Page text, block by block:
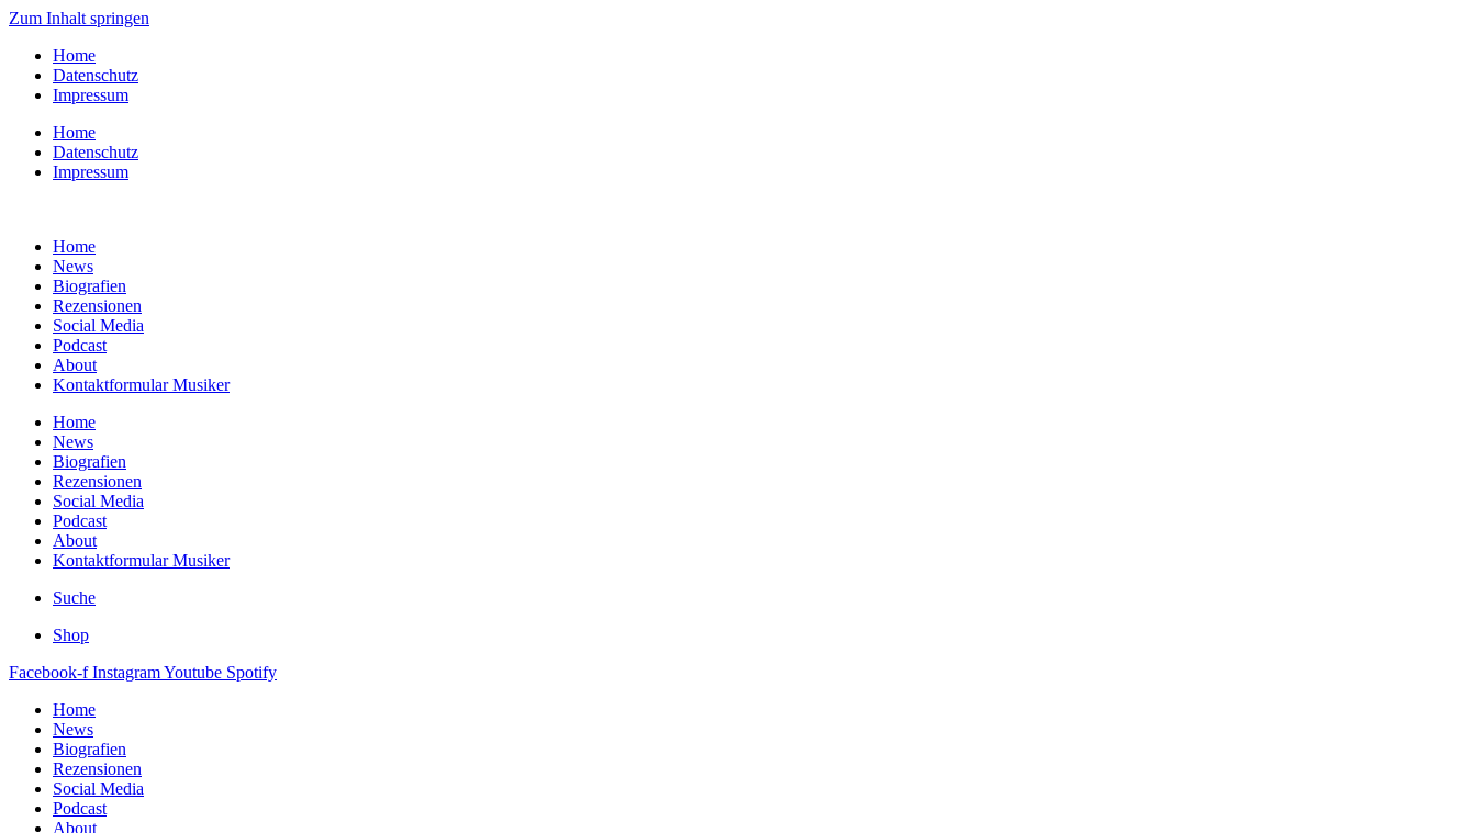
Zum Inhalt springen
Home
Datenschutz
Impressum
Home
Datenschutz
Impressum
Home
News
Biografien
Rezensionen
Social Media
Podcast
About
Kontaktformular Musiker
Home
News
Biografien
Rezensionen
Social Media
Podcast
About
Kontaktformular Musiker
Suche
Shop
Facebook-f InstagramYoutube Spotify
Home
News
Biografien
Rezensionen
Social Media
Podcast
About